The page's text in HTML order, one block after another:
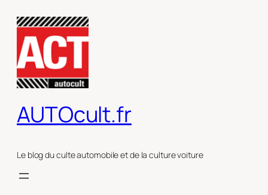
contenu
AUTOcult.fr
Le blog du culte automobile et de la culture voiture